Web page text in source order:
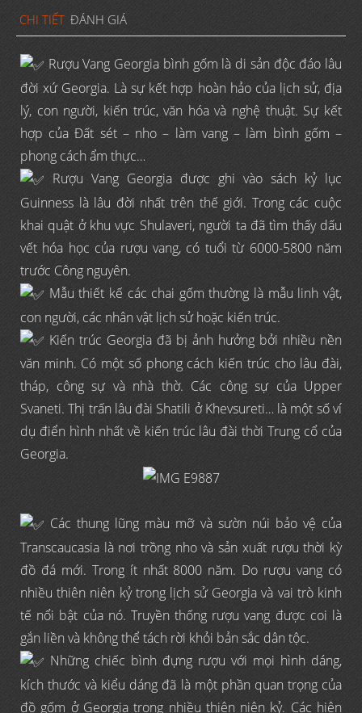
CHI TIẾT ĐÁNH GIÁ
Rượu Vang Georgia bình gốm là di sản độc đáo lâu
đời xứ Georgia. Là sự kết hợp hoàn hảo của lịch sử, địa
lý, con người, kiến trúc, văn hóa và nghệ thuật. Sự kết
hợp của Đất sét – nho – làm vang – làm bình gốm –
phong cách ẩm thực…
Rượu Vang Georgia được ghi vào sách kỷ lục
Guinness là lâu đời nhất trên thế giới. Trong các cuộc
khai quật ở khu vực Shulaveri, người ta đã tìm thấy dấu
vết hóa học của rượu vang, có tuổi từ 6000-5800 năm
trước Công nguyên.
Mẫu thiết kế các chai gốm thường là mẫu linh vật,
con người, các nhân vật lịch sử hoặc kiến trúc.
Kiến trúc Georgia đã bị ảnh hưởng bởi nhiều nền
văn minh. Có một số phong cách kiến trúc cho lâu đài,
tháp, công sự và nhà thờ. Các công sự của Upper
Svaneti. Thị trấn lâu đài Shatili ở Khevsureti… là một số ví
dụ điển hình nhất về kiến trúc lâu đài thời Trung cổ của
Georgia.
Các thung lũng màu mỡ và sườn núi bảo vệ của
Transcaucasia là nơi trồng nho và sản xuất rượu thời kỳ
đồ đá mới. Trong ít nhất 8000 năm. Do rượu vang có
nhiều thiên niên kỷ trong lịch sử Georgia và vai trò kinh
tế nổi bật của nó. Truyền thống rượu vang được coi là
gắn liền và không thể tách rời khỏi bản sắc dân tộc.
Những chiếc bình đựng rượu với mọi hình dáng,
kích thước và kiểu dáng đã là một phần quan trọng của
đồ gốm ở Georgia trong nhiều thiên niên kỷ. Các hiện